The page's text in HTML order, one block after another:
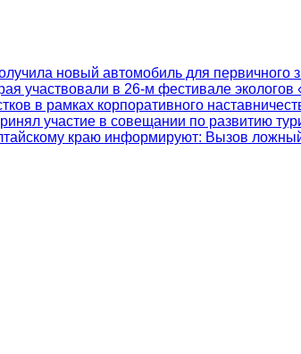
новый автомобиль для первичного
участвовали в 26-м фестивале
в рамках корпоративного
участие в совещании по развитию
краю информируют: Вызов